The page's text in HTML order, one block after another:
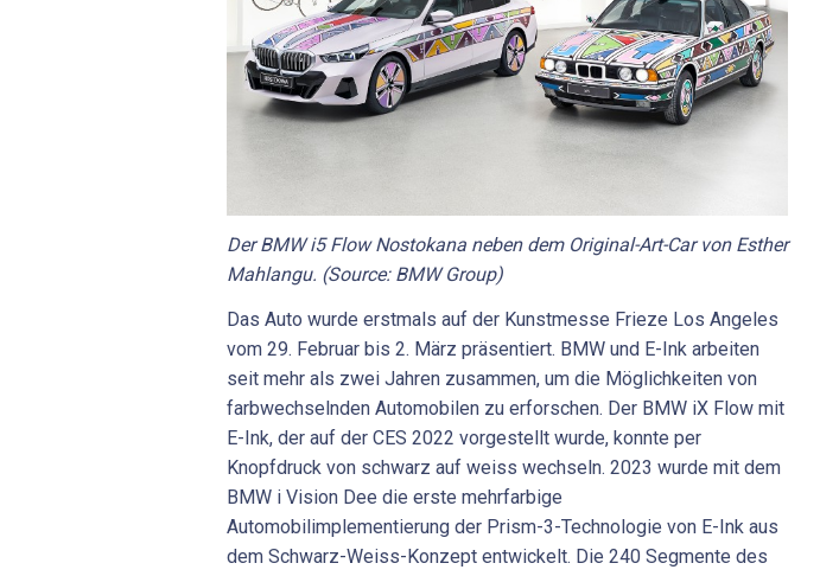
Der BMW i5 Flow Nostokana neben dem Original-Art-Car von Esther
Mahlangu. (Source: BMW Group)
Das Auto wurde erstmals auf der Kunstmesse Frieze Los Angeles
vom 29. Februar bis 2. März präsentiert. BMW und E-Ink arbeiten
seit mehr als zwei Jahren zusammen, um die Möglichkeiten von
farbwechselnden Automobilen zu erforschen. Der BMW iX Flow mit
E-Ink, der auf der CES 2022 vorgestellt wurde, konnte per
Knopfdruck von schwarz auf weiss wechseln. 2023 wurde mit dem
BMW i Vision Dee die erste mehrfarbige
Automobilimplementierung der Prism-3-Technologie von E-Ink aus
dem Schwarz-Weiss-Konzept entwickelt. Die 240 Segmente des